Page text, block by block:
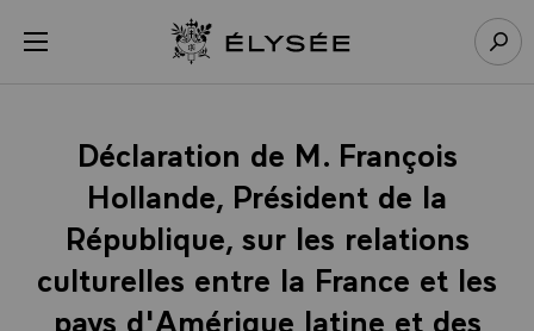
menu Retour à l’accueil Élysée
Déclaration de M. François
Hollande, Président de la
République, sur les relations
culturelles entre la France et les
pays d'Amérique latine et des
Panneau de gestion des cookies